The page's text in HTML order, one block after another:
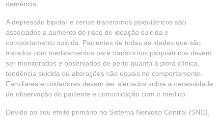
demência.
A depressão bipolar e certos transtornos psiquiátricos são
associados a aumento do risco de ideação suicida e
comportamento suicida. Pacientes de todas as idades que são
tratados com medicamentos para transtornos psiquiátricos devem
ser monitorados e observados de perto quanto à piora clínica,
tendência suicida ou alterações não usuais no comportamento.
Familiares e cuidadores devem ser alertados sobre a necessidade
de observação do paciente e comunicação com o médico.
Devido ao seu efeito primário no Sistema Nervoso Central (SNC),